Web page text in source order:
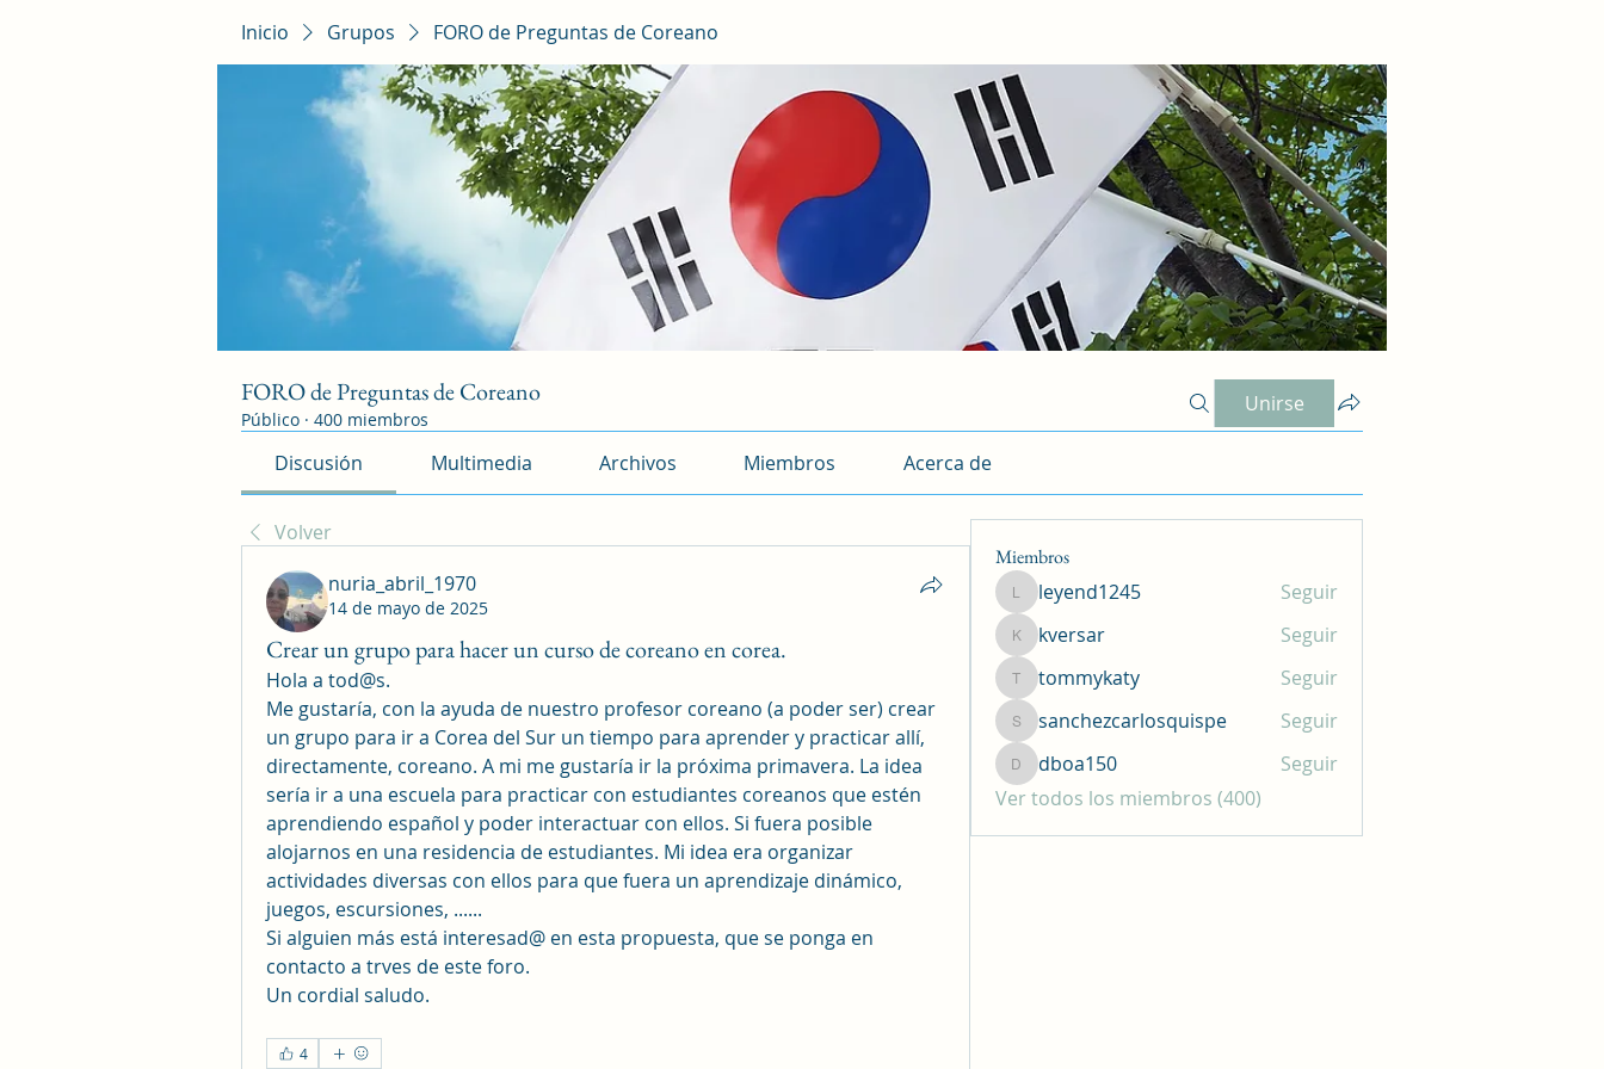
Inicio Grupos FORO de Preguntas de Coreano
FORO de Preguntas de Coreano
Público · 400 miembros
Unirse
Discusión Multimedia Archivos Miembros Acerca de
Volver
nuria_abril_1970
14 de mayo de 2025
Crear un grupo para hacer un curso de coreano en corea.
Hola a tod@s.
Me gustaría, con la ayuda de nuestro profesor coreano (a poder ser) crear
un grupo para ir a Corea del Sur un tiempo para aprender y practicar allí,
directamente, coreano. A mi me gustaría ir la próxima primavera. La idea
sería ir a una escuela para practicar con estudiantes coreanos que estén
aprendiendo español y poder interactuar con ellos. Si fuera posible
alojarnos en una residencia de estudiantes. Mi idea era organizar
actividades diversas con ellos para que fuera un aprendizaje dinámico,
juegos, escursiones, ......
Si alguien más está interesad@ en esta propuesta, que se ponga en
contacto a trves de este foro.
Un cordial saludo.
4
Miembros
leyend1245
leyend1245 Seguir
kversar
kversar Seguir
tommykaty
tommykaty Seguir
sanchezcarlosquispe
sanchezcarlosquispe Seguir
dboa150
dboa150
Seguir
Ver todos los miembros (400)